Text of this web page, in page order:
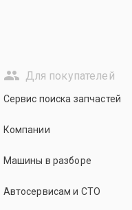
Для покупателей
Сервис поиска запчастей
Компании
Машины в разборе
Автосервисам и СТО